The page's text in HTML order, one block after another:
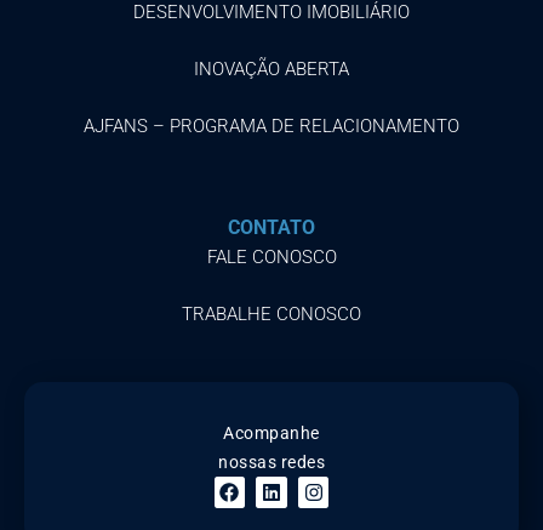
DESENVOLVIMENTO IMOBILIÁRIO
INOVAÇÃO ABERTA
AJFANS – PROGRAMA DE RELACIONAMENTO
CONTATO
FALE CONOSCO
TRABALHE CONOSCO
Acompanhe
nossas redes